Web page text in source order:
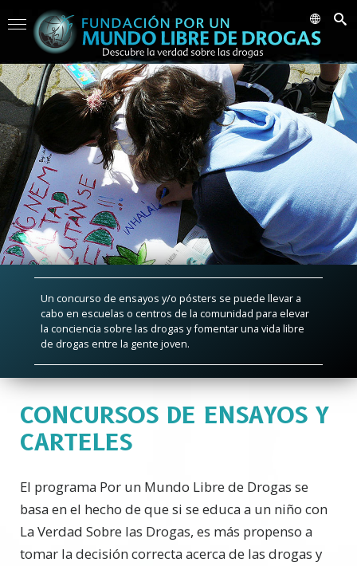
Un concurso de ensayos y/o pósters se puede llevar a
cabo en escuelas o centros de la comunidad para elevar
la conciencia sobre las drogas y fomentar una vida libre
de drogas entre la gente joven.
CONCURSOS DE ENSAYOS Y
CARTELES
El programa Por un Mundo Libre de Drogas se
basa en el hecho de que si se educa a un niño con
La Verdad Sobre las Drogas, es más propenso a
tomar la decisión correcta acerca de las drogas y